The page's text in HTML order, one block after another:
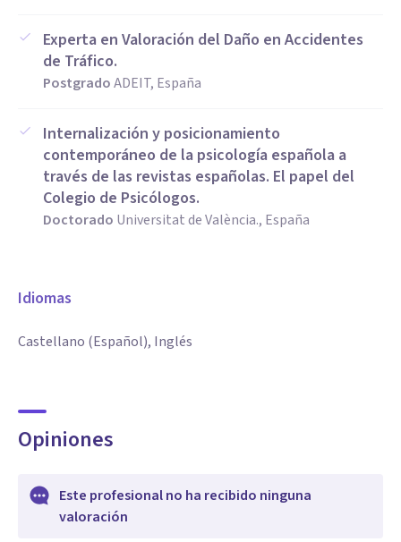
Experta en Valoración del Daño en Accidentes
de Tráfico.
PostgradoADEIT, España
Internalización y posicionamiento
contemporáneo de la psicología española a
través de las revistas españolas. El papel del
Colegio de Psicólogos.
Doctorado Universitat de València., España
Idiomas
Castellano (Español), Inglés
Opiniones
Este profesional no ha recibido ninguna
valoración